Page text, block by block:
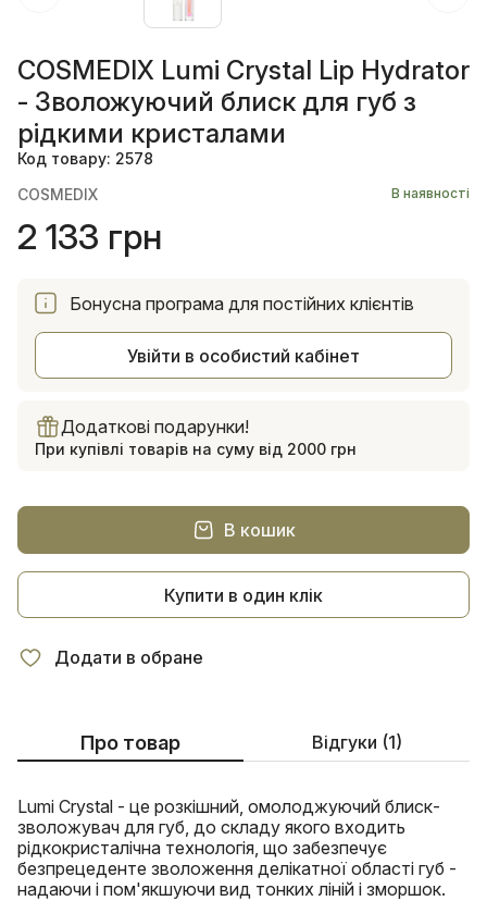
COSMEDIX Lumi Crystal Lip Hydrator
- Зволожуючий блиск для губ з
рідкими кристалами
Код товару: 2578
COSMEDIX
В наявності
2 133 грн
Бонусна програма для постійних клієнтів
Увійти в особистий кабінет
Додаткові подарунки!
При купівлі товарів на суму від 2000 грн
В кошик
Купити в один клік
Додати в обране
Про товар Відгуки (1)
Lumi Crystal - це розкішний, омолоджуючий блиск-
зволожувач для губ, до складу якого входить
рідкокристалічна технологія, що забезпечує
безпрецеденте зволоження делікатної області губ -
надаючи і пом'якшуючи вид тонких ліній і зморшок.